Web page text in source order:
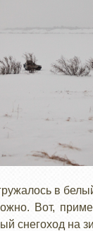
в
Вот,
снегоход на